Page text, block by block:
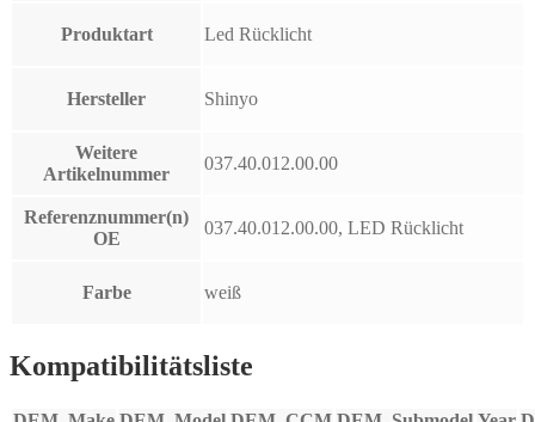
Produktart Led Rücklicht
Hersteller Shinyo
Weitere
Artikelnummer
037.40.012.00.00
Referenznummer(n)
OE
037.40.012.00.00, LED Rücklicht
Farbe weiß
Kompatibilitätsliste